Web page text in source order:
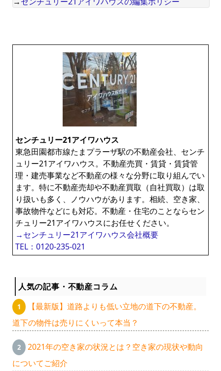
センチュリー21アイワハウス
東急田園都市線たまプラーザ駅の不動産会社、センチ
ュリー21アイワハウス。不動産売買・賃貸・賃貸管
理・建売事業など不動産の様々な分野に取り組んでい
ます。特に不動産売却や不動産買取（自社買取）は取
り扱いも多く、ノウハウがあります。相続、空き家、
事故物件などにも対応。不動産・住宅のことならセン
チュリー21アイワハウスにお任せください。
→センチュリー21アイワハウス会社概要
TEL：0120-235-021
人気の記事・不動産コラム
【最新版】道路よりも低い立地の道下の不動産。
道下の物件は売りにくいって本当？
2021年の空き家の状況とは？空き家の現状や動向
についてご紹介